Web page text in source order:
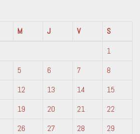
M J V
S
1
5 6 7
8
12 13 14
15
19 20 21
22
26 27 28
29